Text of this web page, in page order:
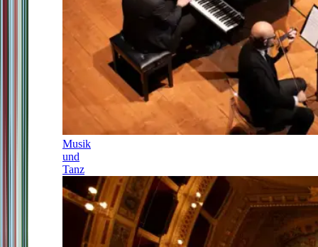
Musik
und
Tanz